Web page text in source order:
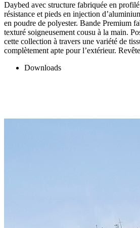
Daybed avec structure fabriquée en
résistance et pieds en injection
en poudre de polyester. Bande Premium
texturé soigneusement cousu à la main.
cette collection à travers une variété de
complètement apte pour l’extérieur.
Downloads